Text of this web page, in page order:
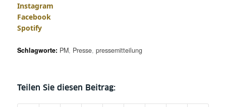
Instagram
Facebook
Spotify
Schlagworte: PM, Presse, pressemitteilung